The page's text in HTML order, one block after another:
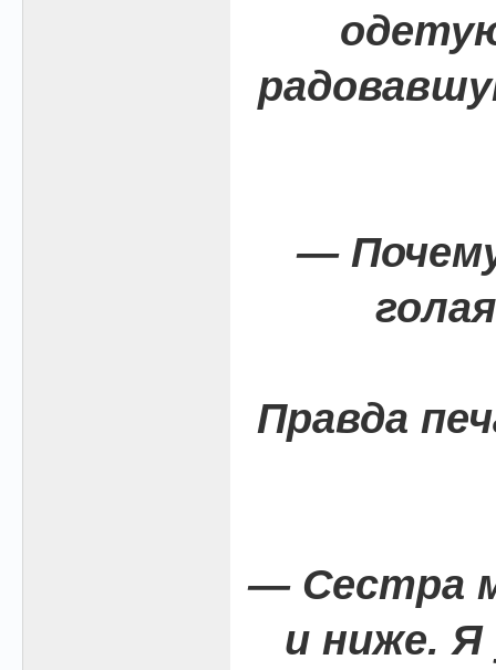
—
Правда
— Сестра
и ниже. Я